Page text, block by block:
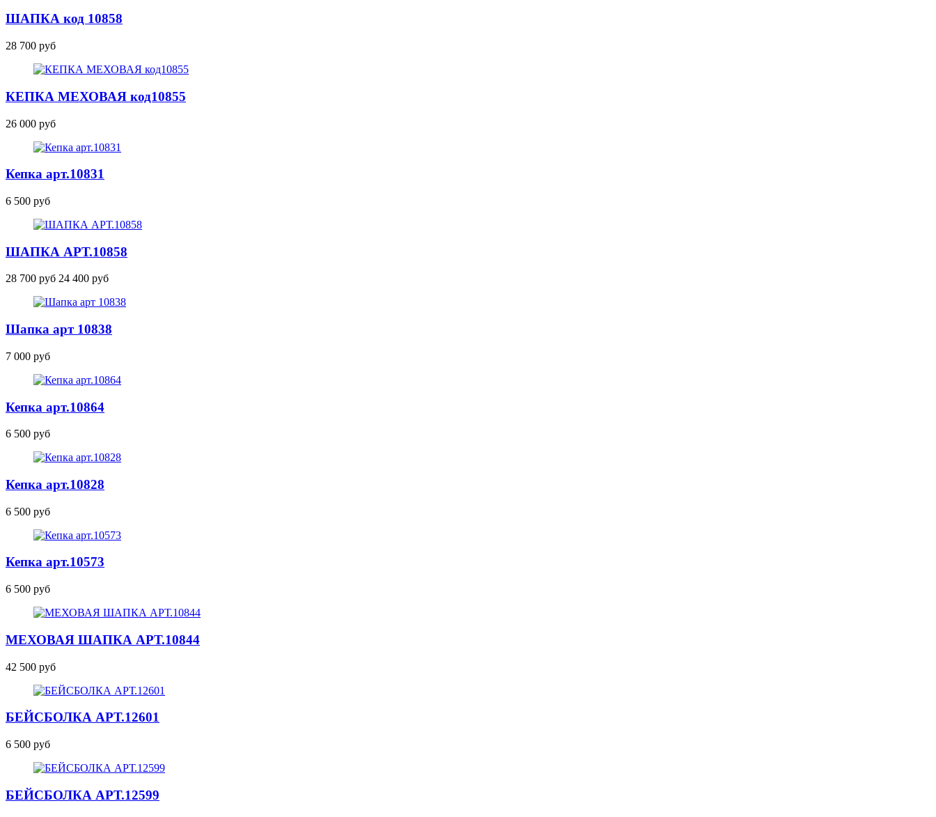
ШАПКА код 10858
28 700 руб
КЕПКА МЕХОВАЯ код10855
26 000 руб
Кепка арт.10831
6 500 руб
ШАПКА АРТ.10858
28 700 руб 24 400 руб
Шапка арт 10838
7 000 руб
Кепка арт.10864
6 500 руб
Кепка арт.10828
6 500 руб
Кепка арт.10573
6 500 руб
МЕХОВАЯ ШАПКА АРТ.10844
42 500 руб
БЕЙСБОЛКА АРТ.12601
6 500 руб
БЕЙСБОЛКА АРТ.12599